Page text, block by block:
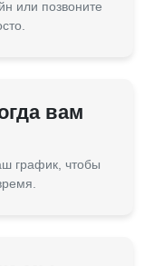
или позвоните
вам
график, чтобы